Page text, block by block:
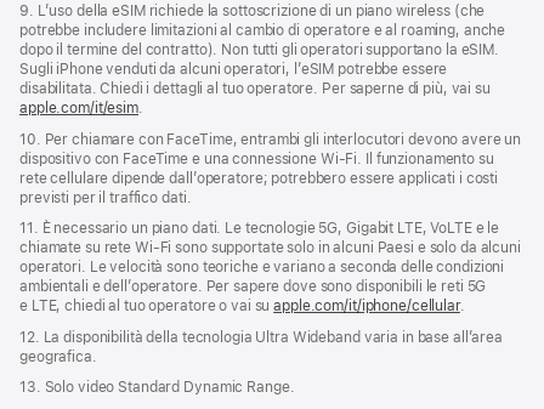
9. L’uso della eSIM richiede la sottoscrizione di un piano wireless (che
potrebbe includere limitazioni al cambio di operatore e al roaming, anche
dopo il termine del contratto). Non tutti gli operatori supportano la eSIM.
Sugli iPhone venduti da alcuni operatori, l’eSIM potrebbe essere
disabilitata. Chiedi i dettagli al tuo operatore. Per saperne di più, vai su
apple.com/it/esim.
10. Per chiamare con FaceTime, entrambi gli interlocutori devono avere un
dispositivo con FaceTime e una connessione Wi-Fi. Il funzionamento su
rete cellulare dipende dall’operatore; potrebbero essere applicati i costi
previsti per il traffico dati.
11. È necessario un piano dati. Le tecnologie 5G, Gigabit LTE, VoLTE e le
chiamate su rete Wi‑Fi sono supportate solo in alcuni Paesi e solo da alcuni
operatori. Le velocità sono teoriche e variano a seconda delle condizioni
ambientali e dell’operatore. Per sapere dove sono disponibili le reti 5G
e LTE, chiedi al tuo operatore o vai suapple.com/it/iphone/cellular.
12. La disponibilità della tecnologia Ultra Wideband varia in base all’area
geografica.
13. Solo video Standard Dynamic Range.